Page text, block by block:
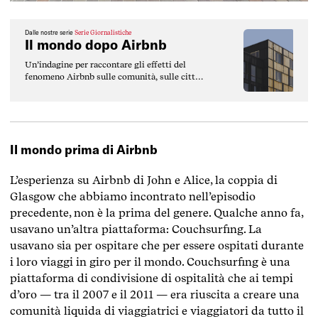
Dalle nostre serie Serie Giornalistiche
Il mondo dopo Airbnb
Un’indagine per raccontare gli effetti del
fenomeno Airbnb sulle comunità, sulle città
Il mondo prima di Airbnb
L’esperienza su Airbnb di John e Alice, la coppia di
Glasgow che abbiamo incontrato nell’episodio
precedente, non è la prima del genere. Qualche anno fa,
usavano un’altra piattaforma: Couchsurfing. La
usavano sia per ospitare che per essere ospitati durante
i loro viaggi in giro per il mondo. Couchsurfing è una
piattaforma di condivisione di ospitalità che ai tempi
d’oro — tra il 2007 e il 2011 — era riuscita a creare una
comunità liquida di viaggiatrici e viaggiatori da tutto il